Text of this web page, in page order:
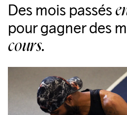
Des mois passés
pour gagner des
cours.